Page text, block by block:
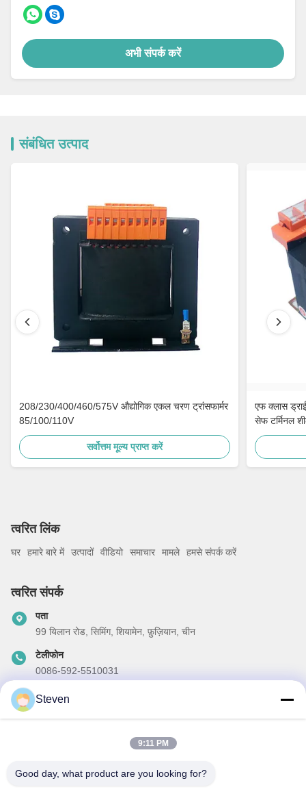
अभी संपर्क करें
संबंधित उत्पाद
208/230/400/460/575V औद्योगिक एकल चरण ट्रांसफार्मर
85/100/110V
सर्वोत्तम मूल्य प्राप्त करें
एफ क्लास
सेफ टर्मिनल
त्वरित लिंक
घर हमारे बारे में उत्पादों वीडियो समाचार मामले हमसे संपर्क करें
त्वरित संपर्क
पता
99 यिलान रोड, सिमिंग, शियामेन, फ़ुज़ियान, चीन
टेलीफोन
0086-592-5510031
ईमेल
हमारा समाचार पत्र
Steven
9:11 PM
Good day, what product are you looking for?